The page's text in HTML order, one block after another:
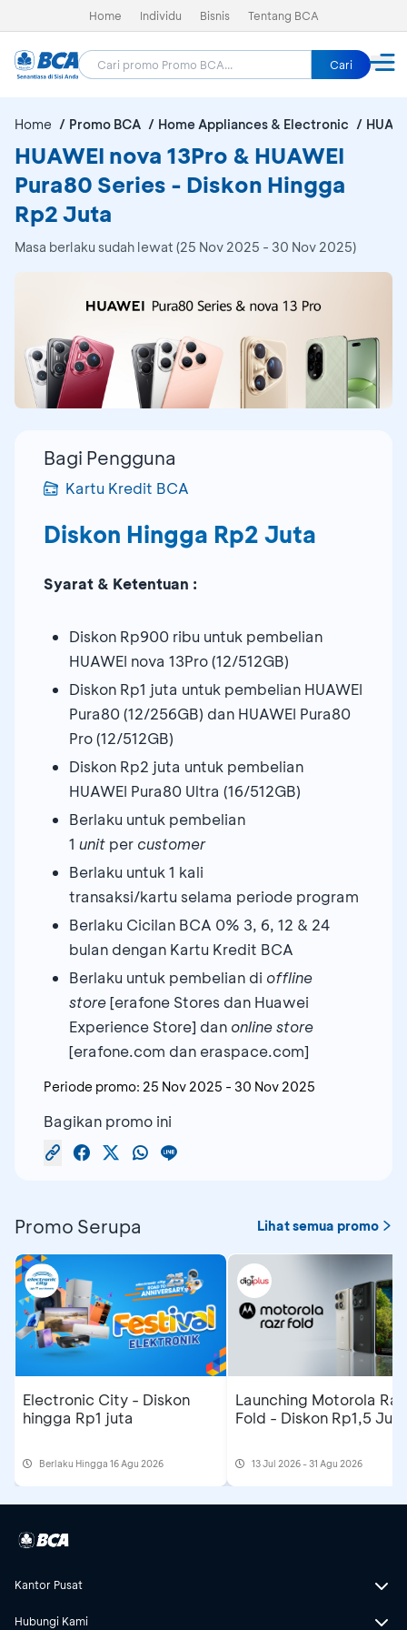
Home Individu Bisnis Tentang BCA
Cari
Home Promo BCA Home Appliances & Electronic
HUAWEI nova 13Pro & HUAWEI
Pura80 Series - Diskon Hingga
Rp2 Juta
Masa berlaku sudah lewat (25 Nov 2025 - 30 Nov 2025)
Bagi Pengguna
Kartu Kredit BCA
Diskon Hingga Rp2 Juta
Syarat & Ketentuan :
Diskon Rp900 ribu untuk pembelian
HUAWEI nova 13Pro (12/512GB)
Diskon Rp1 juta untuk pembelian HUAWEI
Pura80 (12/256GB) dan HUAWEI Pura80
Pro (12/512GB)
Diskon Rp2 juta untuk pembelian
HUAWEI Pura80 Ultra (16/512GB)
Berlaku untuk pembelian
1 unit per customer
Berlaku untuk 1 kali
transaksi/kartu selama periode program
Berlaku Cicilan BCA 0% 3, 6, 12 & 24
bulan dengan Kartu Kredit BCA
Berlaku untuk pembelian di offline
store[erafone Stores dan Huawei
Experience Store] dan online store
[erafone.com dan eraspace.com]
Periode promo: 25 Nov 2025 - 30 Nov 2025
Bagikan promo ini
Promo Serupa Lihat semua promo
Electronic City - Diskon
hingga Rp1 juta
Berlaku Hingga 16 Agu 2026
Launching Motorola
Fold - Diskon Rp1,5 Juta
13 Jul 2026 - 31 Agu 2026
Kantor Pusat
Hubungi Kami